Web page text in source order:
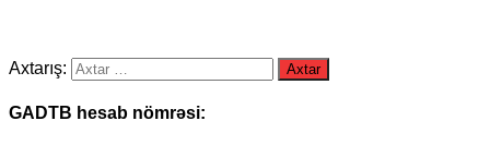
Axtarış:
GADTB hesab nömrəsi: